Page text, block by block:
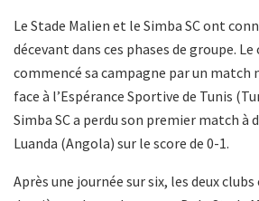
Le Stade Malien et le Simba SC ont
décevant dans ces phases de groupe.
commencé sa campagne par un match
face à l’Espérance Sportive de Tunis
Simba SC a perdu son premier match
Luanda (Angola) sur le score de 0-1.
Après une journée sur six, les deux